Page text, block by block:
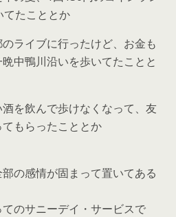
てたこととか
ライブに行ったけど、お金も
中鴨川沿いを歩いてたことと
を飲んで歩けなくなって、友
もらったこととか
の感情が固まって置いてある
のサニーデイ・サービスで